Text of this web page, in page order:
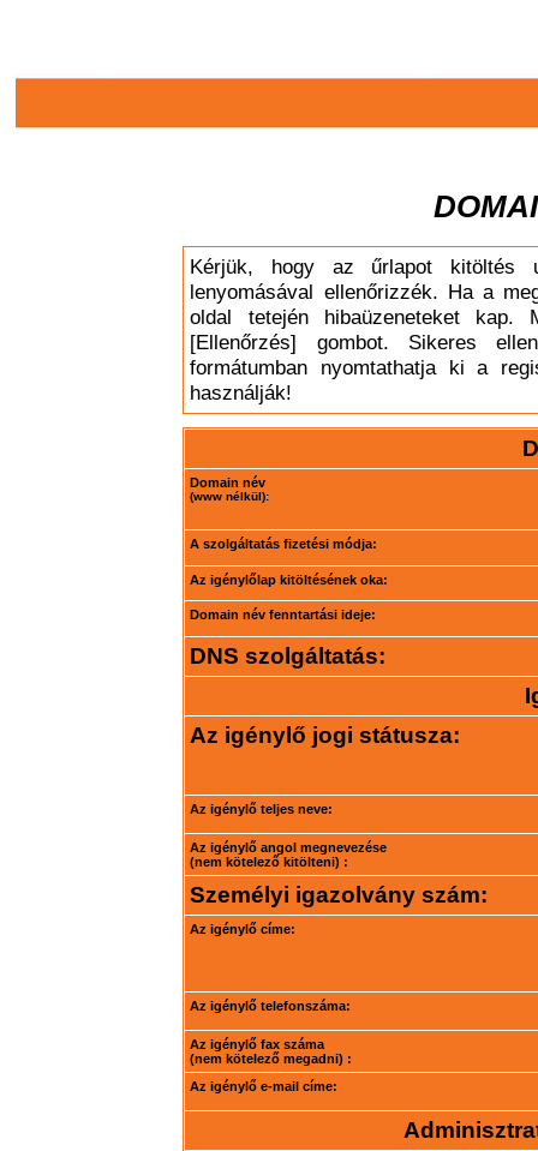
Kérjük, hogy az űrlapot kitöltés
lenyomásával ellenőrizzék. Ha a
oldal tetején hibaüzeneteket
[Ellenőrzés] gombot. Sikeres
formátumban nyomtathatja ki a
használják!
Domain név
(www nélkül):
A szolgáltatás fizetési módja:
Az igénylőlap kitöltésének oka:
Domain név fenntartási ideje:
DNS szolgáltatás:
Az igénylő jogi státusza:
Az igénylő teljes neve:
Az igénylő angol megnevezése
(nem kötelező kitölteni) :
Személyi igazolvány szám:
Az igénylő címe:
Az igénylő telefonszáma:
Az igénylő fax száma
(nem kötelező megadni) :
Az igénylő e-mail címe: